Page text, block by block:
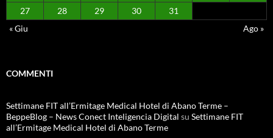
27
28 29 30
31
« Giu
Ago »
COMMENTI
Settimane FIT all’Ermitage Medical Hotel di Abano Terme –
BeppeBlog – News Conect Inteligencia Digital su Settimane FIT
all’Ermitage Medical Hotel di Abano Terme